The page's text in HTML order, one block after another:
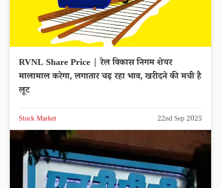
RVNL Share Price | रेल विकास निगम शेयर
मालामाल करेगा, लगातार चढ़ रहा भाव, खरीदने की मची है
लूट
Stock Market 22nd Sep 2025